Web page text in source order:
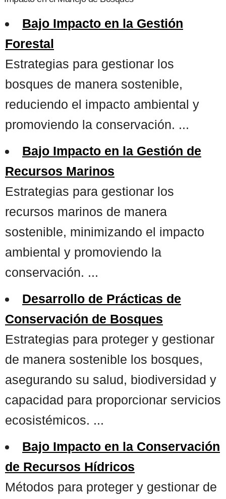
Bajo Impacto en la Gestión
Forestal
Estrategias para gestionar los
bosques de manera sostenible,
reduciendo el impacto ambiental y
promoviendo la conservación. ...
Bajo Impacto en la Gestión de
Recursos Marinos
Estrategias para gestionar los
recursos marinos de manera
sostenible, minimizando el impacto
ambiental y promoviendo la
conservación. ...
Desarrollo de Prácticas de
Conservación de Bosques
Estrategias para proteger y gestionar
de manera sostenible los bosques,
asegurando su salud, biodiversidad y
capacidad para proporcionar servicios
ecosistémicos. ...
Bajo Impacto en la Conservación
de Recursos Hídricos
Métodos para proteger y gestionar de